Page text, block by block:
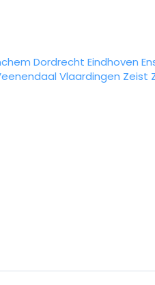
Dordrecht Eindhoven
Vlaardingen Zeist